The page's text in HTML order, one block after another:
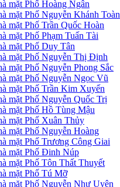
mặt Phố Hoàng Ngân
mặt Phố Nguyễn Khánh Toàn
mặt Phố Trần Quốc Hoàn
mặt Phố Phạm Tuấn Tài
mặt Phố Duy Tân
mặt Phố Nguyễn Thị Định
mặt Phố Nguyễn Phong Sắc
mặt Phố Nguyễn Ngọc Vũ
mặt Phố Trần Kim Xuyến
mặt Phố Nguyễn Quốc Trị
mặt Phố Hồ Tùng Mậu
mặt Phố Xuân Thủy
mặt Phố Nguyễn Hoàng
mặt Phố Trương Công Giai
mặt Phố Đinh Núp
mặt Phố Tôn Thất Thuyết
mặt Phố Tú Mỡ
mặt Phố Nguyễn Như Uyên